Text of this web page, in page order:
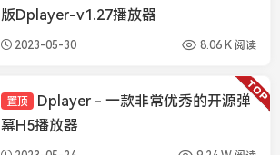
版Dplayer-v1.27播放器
2023-05-30 8.06 K 阅读
DPlayer
置顶
Dplayer - 一款非常优秀的开源弹
幕H5播放器